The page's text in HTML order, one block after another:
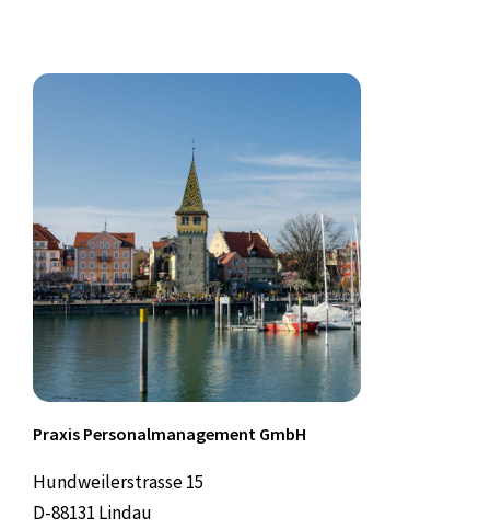
Praxis Personalmanagement GmbH
Hundweilerstrasse 15
D-88131 Lindau